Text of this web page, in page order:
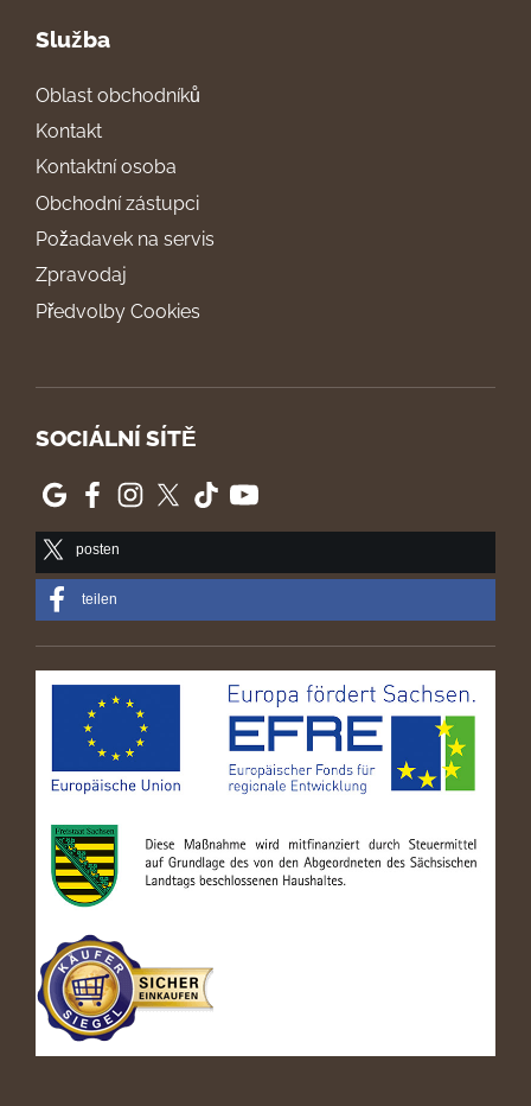
Služba
Oblast obchodníků
Kontakt
Kontaktní osoba
Obchodní zástupci
Požadavek na servis
Zpravodaj
Předvolby Cookies
SOCIÁLNÍ SÍTĚ
posten
teilen